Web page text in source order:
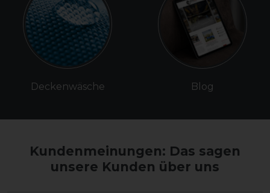
Deckenwäsche Blog
Kundenmeinungen: Das sagen
unsere Kunden über uns